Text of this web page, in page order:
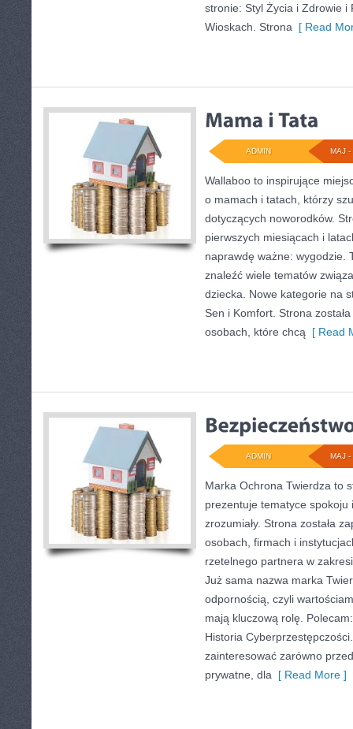
stronie: Styl Życia i Zdrowie i
Wioskach. Strona [ Read
MAJ -
ADMIN
Wallaboo to inspirujące
o mamach i tatach, którzy
dotyczących noworodków.
pierwszych miesiącach i
naprawdę ważne: wygodzie.
znaleźć wiele tematów
dziecka. Nowe kategorie na
Sen i Komfort. Strona
osobach, które chcą [ Read
MAJ -
ADMIN
Marka Ochrona Twierdza to
prezentuje tematyce spokoju
zrozumiały. Strona została
osobach, firmach i
rzetelnego partnera w
Już sama nazwa marka
odpornością, czyli
mają kluczową rolę.
Historia
zainteresować zarówno
prywatne, dla [ Read More ]